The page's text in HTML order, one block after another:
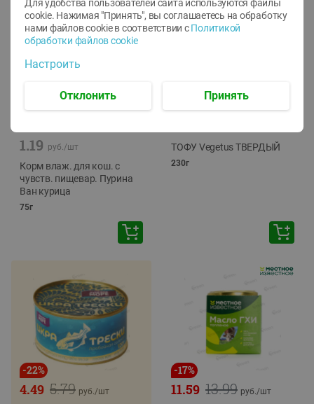
-12%
1.19 руб./шт
Корм влаж. для кош. с
чувств. пищевар. Пурина
Ван курица
75г
-24%
ТОФУ Vegetus ТВЕРДЫЙ
230г
-22%
5.79
4.49 руб./шт
-17%
13.99
11.59 руб./шт
Для удобства пользователей сайта используются файлы
cookie. Нажимая "Принять", вы соглашаетесь на обработку
нами файлов cookie в соответствии с Политикой
обработки файлов cookie
Настроить
Отклонить Принять